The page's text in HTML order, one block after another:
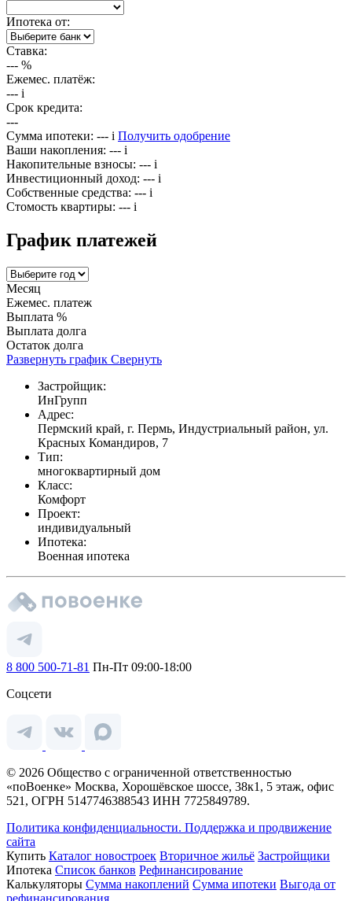
Ипотека от:
Ставка:
--- %
Ежемес. платёж:
--- i
Срок кредита:
---
Сумма ипотеки: --- i Получить одобрение
Ваши накопления: --- i
Накопительные взносы: --- i
Инвестиционный доход: --- i
Собственные средства: --- i
Стомость квартиры: --- i
График платежей
Месяц
Ежемес. платеж
Выплата %
Выплата долга
Остаток долга
Развернуть график Свернуть
Застройщик:
ИнГрупп
Адрес:
Пермский край, г. Пермь, Индустриальный район, ул.
Красных Командиров, 7
Тип:
многоквартирный дом
Класс:
Комфорт
Проект:
индивидуальный
Ипотека:
Военная ипотека
8 800 500-71-81 Пн-Пт 09:00-18:00
Соцсети
© 2026 Общество с ограниченной ответственностью
«поВоенке» Москва, Хорошёвское шоссе, 38к1, 5 этаж, офис
521, ОГРН 5147746388543 ИНН 7725849789.
Политика конфиденциальности. Поддержка и продвижение
сайта
Купить Каталог новостроек Вторичное жильё Застройщики
Ипотека Список банков Рефинансирование
Калькуляторы Сумма накоплений Сумма ипотеки Выгода от
рефинансирования